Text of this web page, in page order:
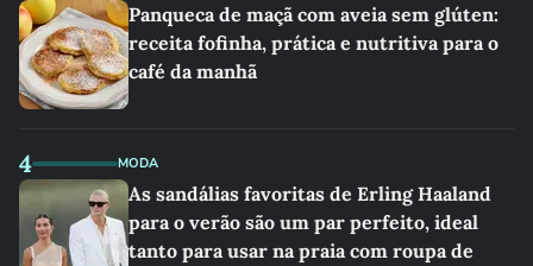
Panqueca de maçã com aveia sem glúten:
receita fofinha, prática e nutritiva para o
café da manhã
4 MODA
As sandálias favoritas de Erling Haaland
para o verão são um par perfeito, ideal
tanto para usar na praia com roupa de